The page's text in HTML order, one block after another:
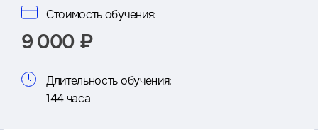
Стоимость обучения:
9 000 ₽
Длительность обучения:
144 часа